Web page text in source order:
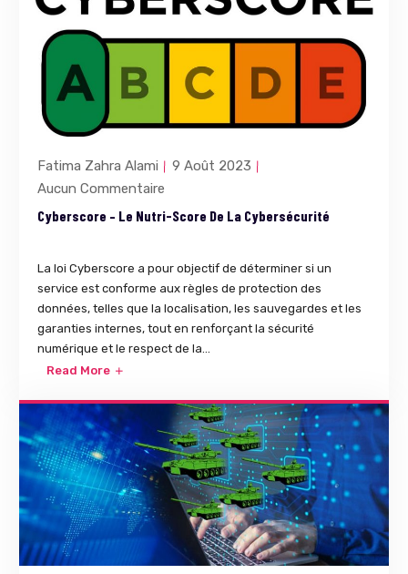
Fatima Zahra Alami
9 Août 2023
Aucun Commentaire
Cyberscore – Le Nutri-Score De La Cybersécurité
La loi Cyberscore a pour objectif de déterminer si un
service est conforme aux règles de protection des
données, telles que la localisation, les sauvegardes et les
garanties internes, tout en renforçant la sécurité
numérique et le respect de la...
Read More